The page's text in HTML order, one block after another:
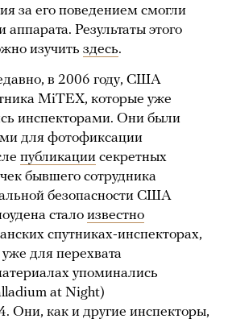
за его поведением смогли
аппарата. Результаты этого
изучить здесь.
в 2006 году, США
MiTEX, которые уже
инспекторами. Они были
для фотофиксации
публикации секретных
бывшего сотрудника
безопасности США
стало известно
спутниках-инспекторах,
для перехвата
упоминались
at Night)
Они, как и другие инспекторы,